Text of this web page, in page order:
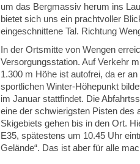
um das Bergmassiv herum ins
bietet sich uns ein prachtvoller
eingeschnittene Tal. Richtung
In der Ortsmitte von Wengen
Versorgungsstation. Auf Verkehr
1.300 m Höhe ist autofrei, da er
sportlichen Winter-Höhepunkt
im Januar stattfindet. Die
eine der schwierigsten Pisten des
Skigebiets gehen bis in den Ort.
E35, spätestens um 10.45 Uhr
Gelände“. Das ist aber für alle